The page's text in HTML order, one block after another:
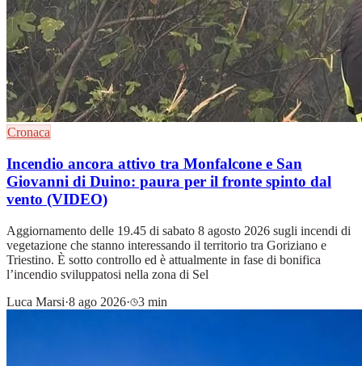
Cronaca
Incendio ancora attivo tra Monfalcone e San
Giovanni di Duino: paura per il fronte spinto dal
vento (VIDEO)
Aggiornamento delle 19.45 di sabato 8 agosto 2026 sugli incendi di
vegetazione che stanno interessando il territorio tra Goriziano e
Triestino. È sotto controllo ed è attualmente in fase di bonifica
l’incendio sviluppatosi nella zona di Sel
Luca Marsi·8 ago 2026· 3 min